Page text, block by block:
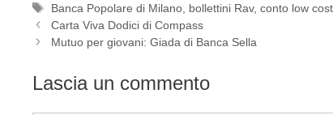
Tag
Banca Popolare di Milano bollettini Rav,conto low cost
Carta Viva Dodici di Compass
Mutuo per giovani: Giada di Banca Sella
Lascia un commento